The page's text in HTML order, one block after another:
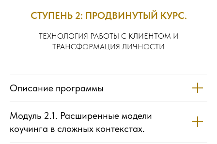
СТУПЕНЬ 2: ПРОДВИНУТЫЙ КУРС.
ТЕХНОЛОГИЯ РАБОТЫ С КЛИЕНТОМ И
ТРАНСФОРМАЦИЯ ЛИЧНОСТИ
Описание программы
Модуль 2.1. Расширенные модели
коучинга в сложных контекстах.